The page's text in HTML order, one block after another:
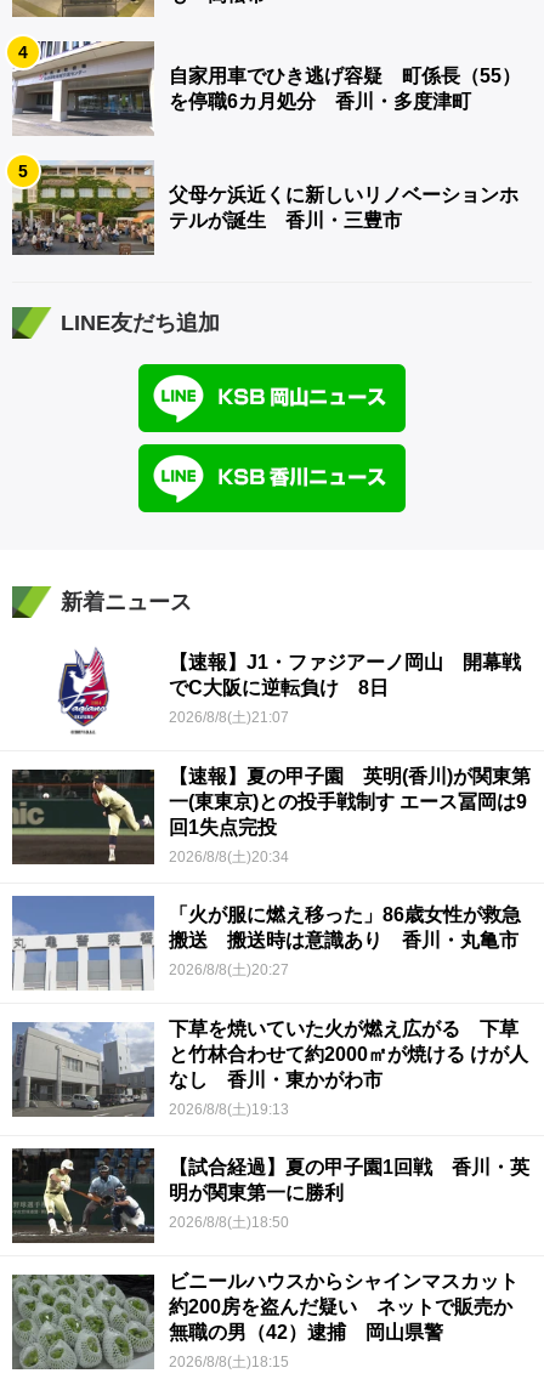
4
自家用車でひき逃げ容疑 町係長（55）
を停職6カ月処分 香川・多度津町
5
父母ケ浜近くに新しいリノベーションホ
テルが誕生 香川・三豊市
LINE友だち追加
新着ニュース
【速報】J1・ファジアーノ岡山 開幕戦
でC大阪に逆転負け 8日
2026/8/8(土)21:07
【速報】夏の甲子園 英明(香川)が関東第
一(東東京)との投手戦制す エース冨岡は9
回1失点完投
2026/8/8(土)20:34
「火が服に燃え移った」86歳女性が救急
搬送 搬送時は意識あり 香川・丸亀市
2026/8/8(土)20:27
下草を焼いていた火が燃え広がる 下草
と竹林合わせて約2000㎡が焼ける けが人
なし 香川・東かがわ市
2026/8/8(土)19:13
【試合経過】夏の甲子園1回戦 香川・英
明が関東第一に勝利
2026/8/8(土)18:50
ビニールハウスからシャインマスカット
約200房を盗んだ疑い ネットで販売か
無職の男（42）逮捕 岡山県警
2026/8/8(土)18:15